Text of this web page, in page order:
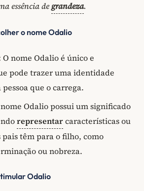
essência degrandeza.
o nome Odalio
nome Odalio é único e
pode trazer uma identidade
que o carrega.
Odalio possui um significado
representarcaracterísticas ou
pais têm para o filho, como
ou nobreza.
Odalio